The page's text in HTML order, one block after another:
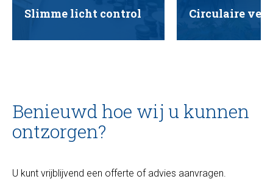
Slimme licht control Circulaire
Benieuwd hoe wij u kunnen
ontzorgen?
U kunt vrijblijvend een offerte of advies aanvragen.